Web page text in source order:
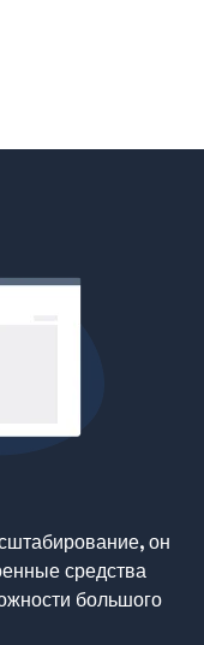
он
средства
большого